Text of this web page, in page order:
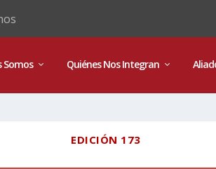
Somos Quiénes Nos Integran
EDICIÓN 173